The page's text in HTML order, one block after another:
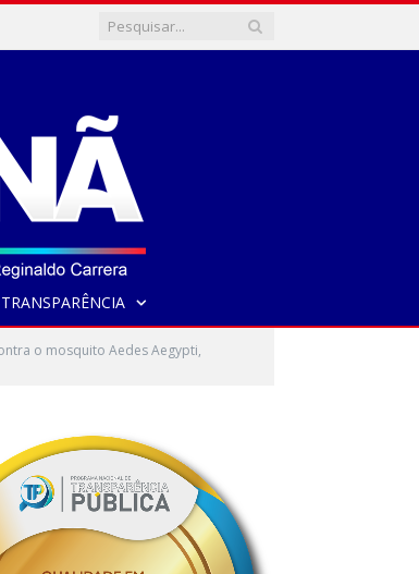
TRANSPARÊNCIA
o mosquito Aedes Aegypti,